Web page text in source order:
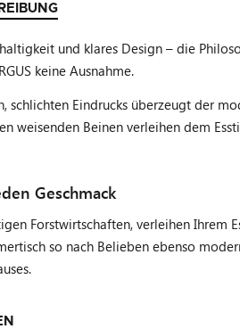
und klares Design – die
keine Ausnahme.
schlichten Eindrucks überzeugt der
weisenden Beinen verleihen dem
Geschmack
Forstwirtschaften, verleihen Ihrem
so nach Belieben ebenso